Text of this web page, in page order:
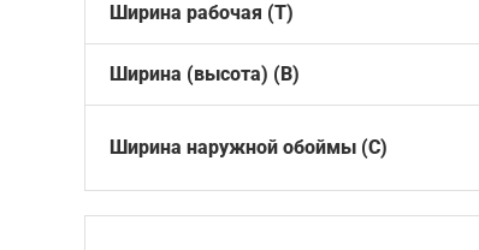
Ширина рабочая (T)
Ширина (высота) (B)
Ширина наружной обоймы (C)